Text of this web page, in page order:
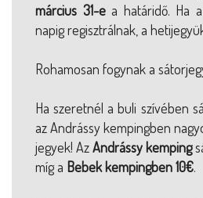
március 31-ea határidő. Ha
napig regisztrálnak, a
Rohamosan fogynak a
Ha szeretnél a buli szívében
az Andrássy kempingben
jegyek! AzAndrássy kemping
míg a Bebek kempingben10€.